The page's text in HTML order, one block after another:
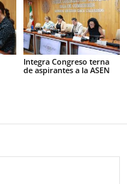
Integra Congreso terna
de aspirantes a la ASEN